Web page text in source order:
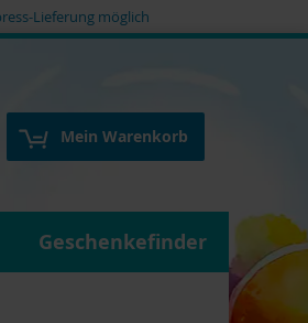
Lieferung möglich
Mein Warenkorb
Geschenkefinder